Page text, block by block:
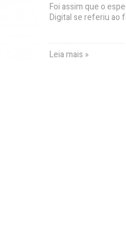
Foi assim que o
Digital se referiu ao
Leia mais »